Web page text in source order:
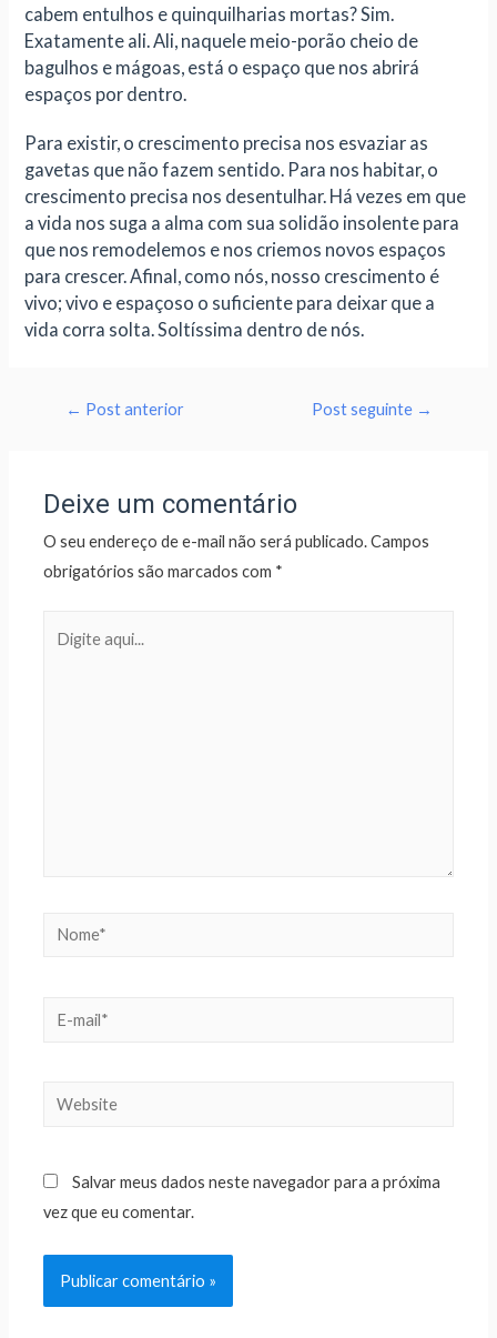
cabem entulhos e quinquilharias mortas? Sim.
Exatamente ali. Ali, naquele meio-porão cheio de
bagulhos e mágoas, está o espaço que nos abrirá
espaços por dentro.
Para existir, o crescimento precisa nos esvaziar as
gavetas que não fazem sentido. Para nos habitar, o
crescimento precisa nos desentulhar. Há vezes em que
a vida nos suga a alma com sua solidão insolente para
que nos remodelemos e nos criemos novos espaços
para crescer. Afinal, como nós, nosso crescimento é
vivo; vivo e espaçoso o suficiente para deixar que a
vida corra solta. Soltíssima dentro de nós.
← Post anterior Post seguinte →
Deixe um comentário
O seu endereço de e-mail não será publicado.Campos
obrigatórios são marcados com *
Salvar meus dados neste navegador para a próxima
vez que eu comentar.